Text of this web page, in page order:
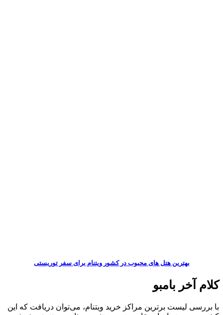
بهترین هتل های محبوب در کشور ویتنام برای سفر توریستی
کلام آخر بامبو
با بررسی لیست برترین مراکز خرید ویتنام، می‌توان دریافت که این